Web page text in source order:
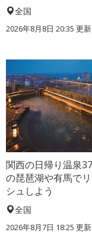
全国
2026年8月8日 20:35 更新
関西の日帰り温泉
の琵琶湖や有馬で
シュしよう
全国
2026年8月7日 18:25 更新